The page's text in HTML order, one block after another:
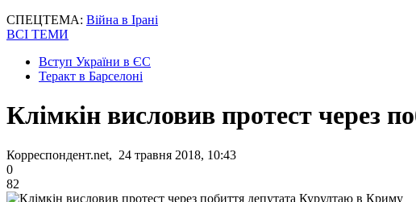
СПЕЦТЕМА: Війна в Ірані
ВСІ ТЕМИ
Вступ України в ЄС
Теракт в Барселоні
Клімкін висловив протест через
Корреспондент.net, 24 травня 2018, 10:43
0
82